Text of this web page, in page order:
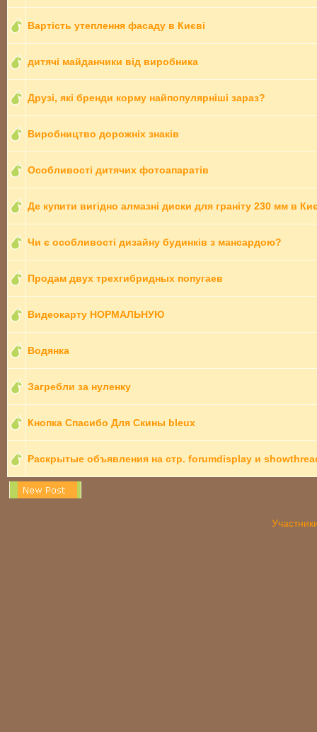
Вартість утеплення фасаду в Києві
дитячі майданчики від виробника
Друзі, які бренди корму найпопулярніші зараз?
Виробництво дорожніх знаків
Особливості дитячих фотоапаратів
Де купити вигідно алмазні диски для граніту 230 мм в
Чи є особливості дизайну будинків з мансардою?
Продам двух трехгибридных попугаев
Видеокарту НОРМАЛЬНУЮ
Водянка
Загребли за нуленку
Кнопка Спасибо Для Скины bleux
Раскрытые объявления на стр. forumdisplay и